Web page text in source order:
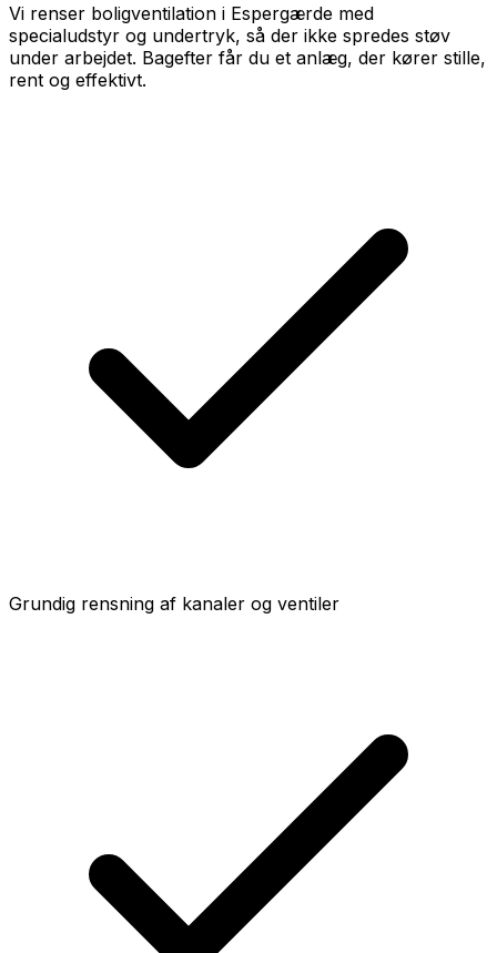
Vi renser boligventilation i Espergærde med
specialudstyr og undertryk, så der ikke spredes støv
under arbejdet. Bagefter får du et anlæg, der kører stille,
rent og effektivt.
Grundig rensning af kanaler og ventiler